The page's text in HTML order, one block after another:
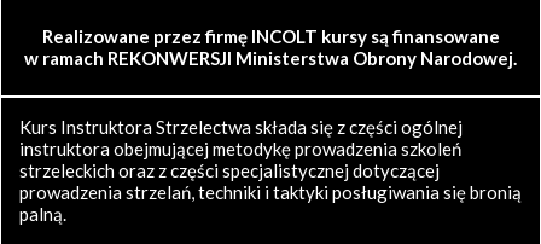
Realizowane przez firmę INCOLT kursy są finansowane
w ramach REKONWERSJI Ministerstwa Obrony Narodowej.
Kurs Instruktora Strzelectwa składa się z części ogólnej
instruktora obejmującej metodykę prowadzenia szkoleń
strzeleckich oraz z części specjalistycznej dotyczącej
prowadzenia strzelań, techniki i taktyki posługiwania się bronią
palną.